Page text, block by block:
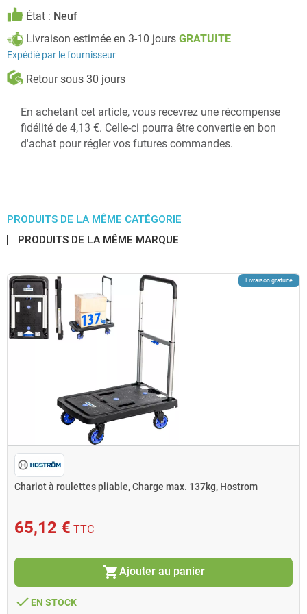
État : Neuf
Livraison estimée en 3-10 jours GRATUITE
Expédié par le fournisseur
Retour sous 30 jours
En achetant cet article, vous recevrez une récompense
fidélité de 4,13 €. Celle-ci pourra être convertie en bon
d'achat pour régler vos futures commandes.
PRODUITS DE LA MÊME CATÉGORIE
PRODUITS DE LA MÊME MARQUE
Livraison gratuite
Chariot à roulettes pliable, Charge max. 137kg, Hostrom
65,12 € TTC
shopping_cartAjouter au panier
done EN STOCK